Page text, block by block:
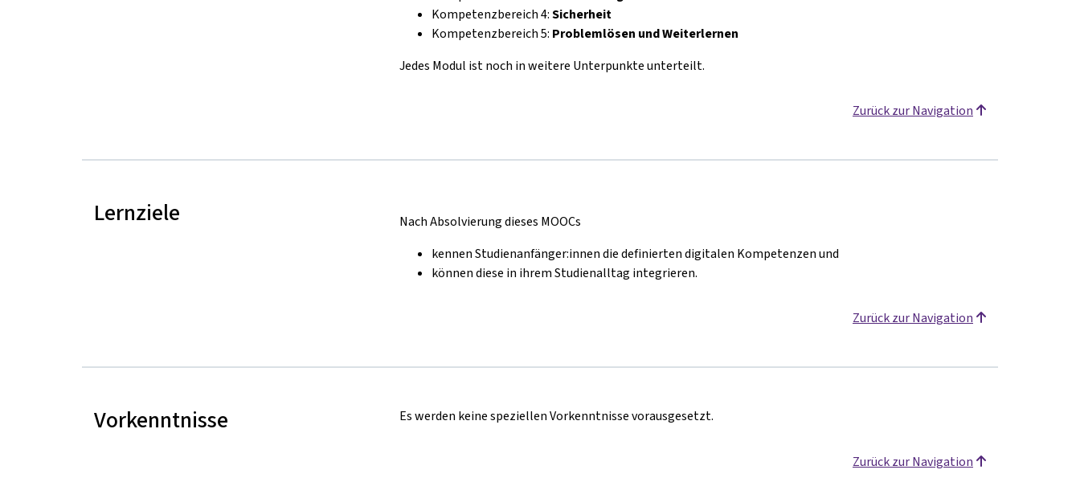
Kompetenzbereich 4:Sicherheit
Kompetenzbereich 5: Problemlösen und Weiterlernen
Jedes Modul ist noch in weitere Unterpunkte unterteilt.
Zurück zur Navigation
Lernziele
Nach Absolvierung dieses MOOCs
kennen Studienanfänger:innen die definierten digitalen Kompetenzen und
können diese in ihrem Studienalltag integrieren.
Zurück zur Navigation
Vorkenntnisse Es werden keine speziellen Vorkenntnisse vorausgesetzt.
Zurück zur Navigation